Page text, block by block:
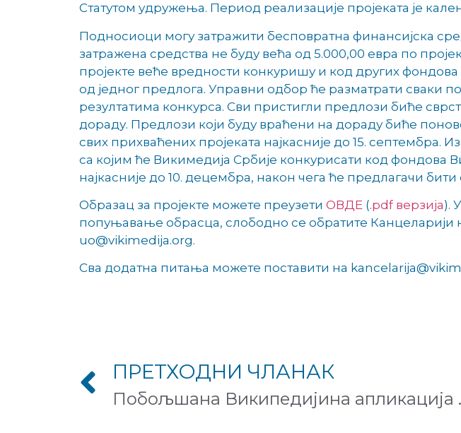
Статутом удружења. Период реализације пројеката је
Подносиоци могу затражити бесповратна финансијска
затражена средства не буду већа од 5.000,00 евра по
пројекте веће вредности конкуришу и код других
од једног предлога. Управни одбор ће разматрати сваки
резултатима конкурса. Сви пристигли предлози биће
дораду. Предлози који буду враћени на дораду биће
свих прихваћених пројеката најкасније до 15. септембра.
са којим ће Викимедија Србије конкурисати код фондова
најкасније до 10. децембра, након чега ће предлагачи
Образац за пројекте можете преузети ОВДЕ (.pdf верзија).
попуњавање обрасца, слободно се обратите
uo@vikimedija.org.
Сва додатна питања можете поставити на
ПРЕТХОДНИ ЧЛАНАК